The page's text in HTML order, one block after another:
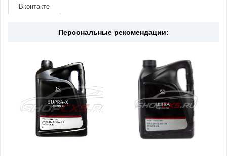
Страна Япония
Вконтакте
Персональные рекомендации: